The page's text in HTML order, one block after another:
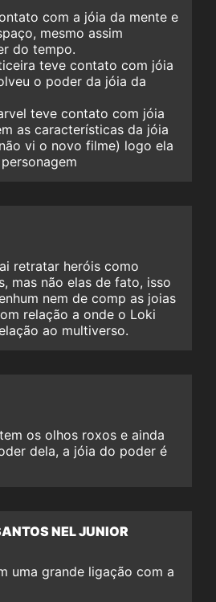
com a jóia da mente e
mesmo assim
do tempo.
teve contato com jóia
o poder da jóia da
teve contato com jóia
as características da jóia
vi o novo filme) logo ela
retratar heróis como
mas não elas de fato, isso
nem de comp as joias
relação a onde o Loki
ao multiverso.
os olhos roxos e ainda
dela, a jóia do poder é
NEL JUNIOR
uma grande ligação com a